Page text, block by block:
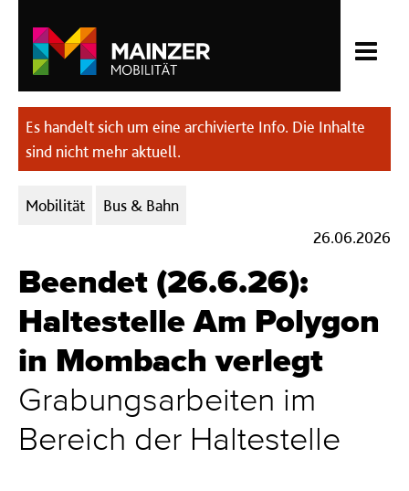
Es handelt sich um eine archivierte Info. Die Inhalte
sind nicht mehr aktuell.
Kategorien:
Mobilität
Bus & Bahn
26.06.2026
Beendet (26.6.26):
Haltestelle Am Polygon
in Mombach verlegt
Grabungsarbeiten im
Bereich der Haltestelle